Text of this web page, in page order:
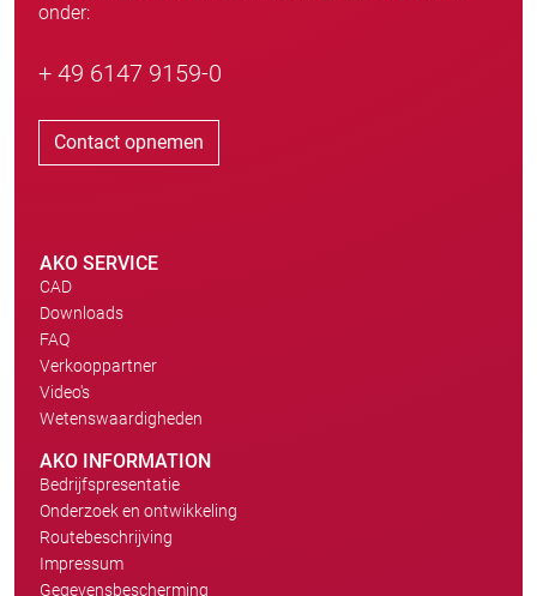
onder:
+ 49 6147 9159-0
Contact opnemen
AKO SERVICE
CAD
Downloads
FAQ
Verkooppartner
Video's
Wetenswaardigheden
AKO INFORMATION
Bedrijfspresentatie
Onderzoek en ontwikkeling
Routebeschrijving
Impressum
Gegevensbescherming